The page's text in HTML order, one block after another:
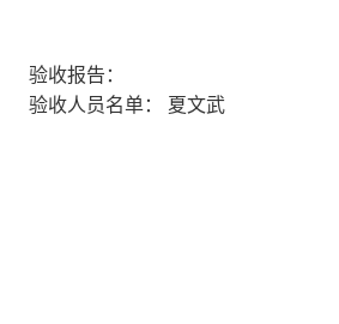
验收报告：
验收人员名单： 夏文武